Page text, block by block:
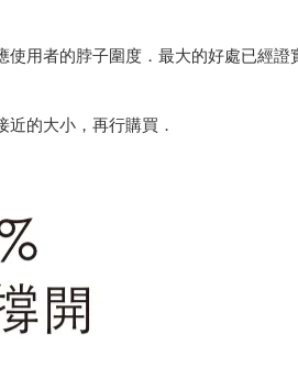
用者的脖子圍度．最大的好處已經
的大小，再行購買．